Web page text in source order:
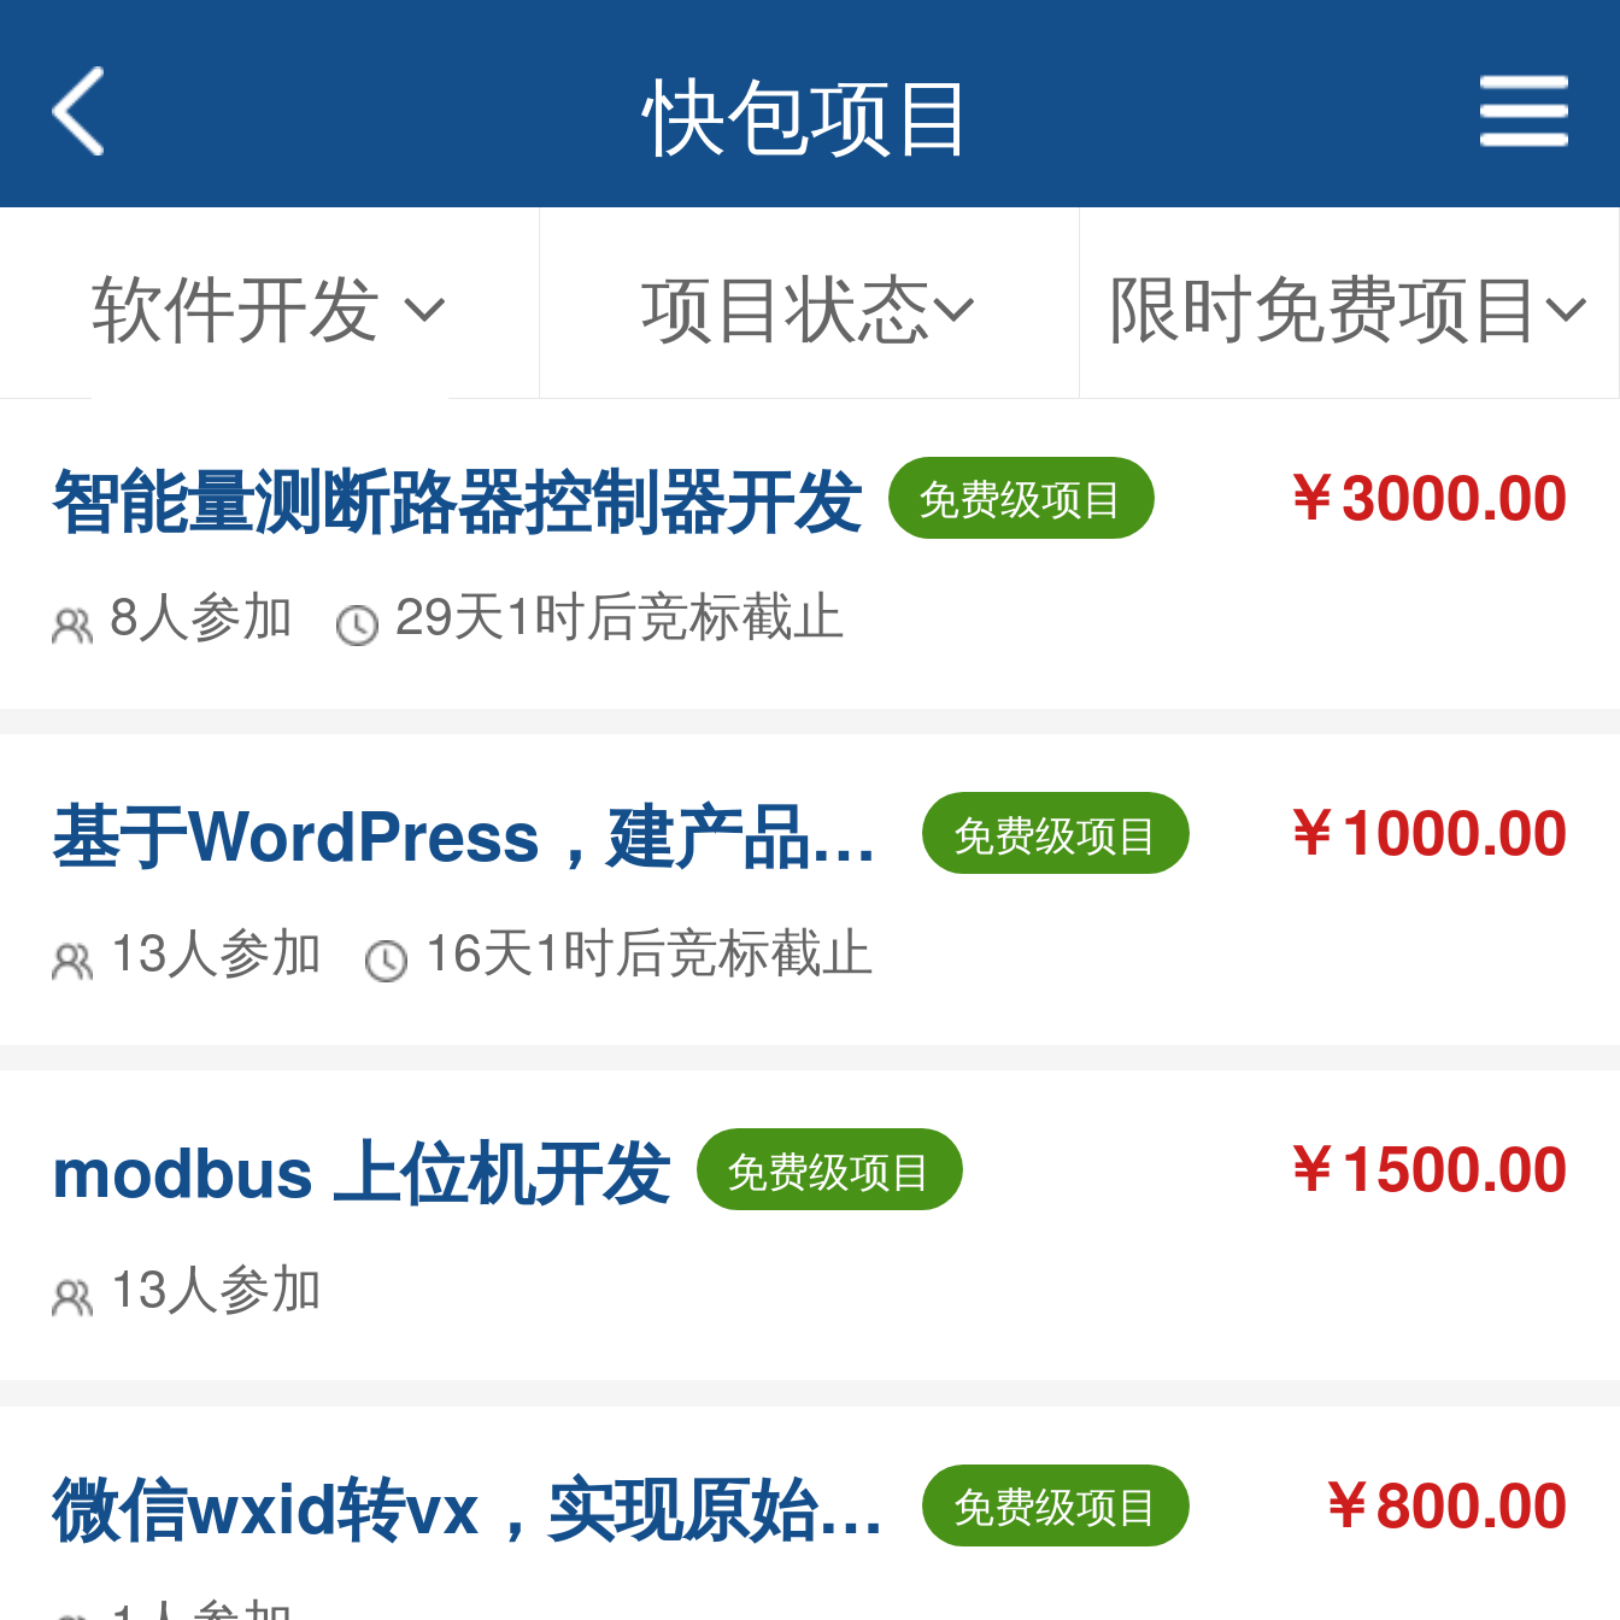
快包项目
软件开发 项目状态 限时免费项目
智能量测断路器控制器开发 免费级项目
8人参加 29天1时后竞标截止
￥3000.00
基于WordPress，建产品展示网站 免费级项目
13人参加 16天1时后竞标截止
￥1000.00
modbus 上位机开发 免费级项目
13人参加
￥1500.00
微信wxid转vx，实现原始微信的转换，并且可以正常添加 免费级项目 ￥800.00